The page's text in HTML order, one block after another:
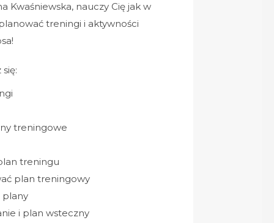
Kwaśniewska, nauczy Cię jak w
treningi i aktywności
treningowe
treningu
plan treningowy
plany
i plan wsteczny